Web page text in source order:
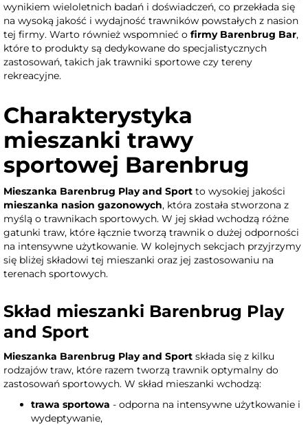
wynikiem wieloletnich badań i doświadczeń, co przekłada się
na wysoką jakość i wydajność trawników powstałych z nasion
tej firmy. Warto również wspomnieć o firmy Barenbrug Bar,
które to produkty są dedykowane do specjalistycznych
zastosowań, takich jak trawniki sportowe czy tereny
rekreacyjne.
Charakterystyka
mieszanki trawy
sportowej Barenbrug
Mieszanka Barenbrug Play and Sport to wysokiej jakości
mieszanka nasion gazonowych, która została stworzona z
myślą o trawnikach sportowych. W jej skład wchodzą różne
gatunki traw, które łącznie tworzą trawnik o dużej odporności
na intensywne użytkowanie. W kolejnych sekcjach przyjrzymy
się bliżej składowi tej mieszanki oraz jej zastosowaniu na
terenach sportowych.
Skład mieszanki Barenbrug Play
and Sport
Mieszanka Barenbrug Play and Sport składa się z kilku
rodzajów traw, które razem tworzą trawnik optymalny do
zastosowań sportowych. W skład mieszanki wchodzą:
trawa sportowa - odporna na intensywne użytkowanie i
wydeptywanie,